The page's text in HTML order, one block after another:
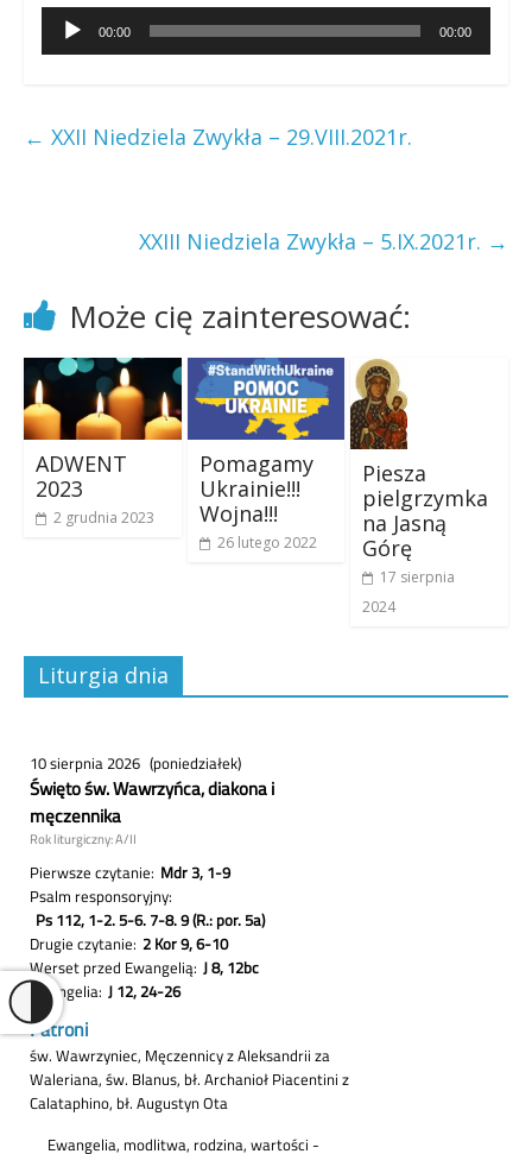
Odtwarzacz
plików
00:00 00:00
← XXII Niedziela Zwykła – 29.VIII.2021r.
XXIII Niedziela Zwykła – 5.IX.2021r. →
Może cię zainteresować:
ADWENT
2023
2 grudnia 2023
Pomagamy
Ukrainie!!!
Wojna!!!
26 lutego 2022
Piesza
pielgrzymka
na Jasną
Górę
17 sierpnia
2024
Liturgia dnia